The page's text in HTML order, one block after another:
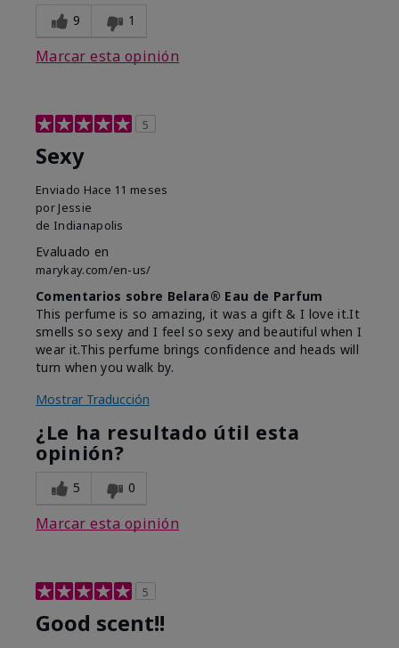
9 1
Marcar esta opinión
5
Sexy
Enviado Hace 11 meses
por Jessie
de Indianapolis
Evaluado en
marykay.com/en-us/
Comentarios sobre Belara® Eau de Parfum
This perfume is so amazing, it was a gift & I love it.It
smells so sexy and I feel so sexy and beautiful when I
wear it.This perfume brings confidence and heads will
turn when you walk by.
Mostrar Traducción
¿Le ha resultado útil esta
opinión?
5 0
Marcar esta opinión
5
Good scent!!